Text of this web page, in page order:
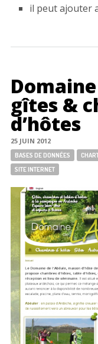
il peut ajouter
gîtes &
d’hôtes
25 JUIN 2012
Tags:
BASES DE DONNÉES
SITE INTERNET